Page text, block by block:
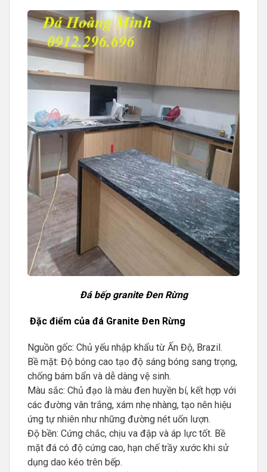
Đá bếp granite Đen Rừng
Đặc điểm của đá Granite Đen Rừng
Nguồn gốc: Chủ yếu nhập khẩu từ Ấn Độ, Brazil.
Bề mặt: Độ bóng cao tạo độ sáng bóng sang trọng,
chống bám bẩn và dễ dàng vệ sinh.
Màu sắc: Chủ đạo là màu đen huyền bí, kết hợp với
các đường vân trắng, xám nhẹ nhàng, tạo nên hiệu
ứng tự nhiên như những đường nét uốn lượn.
Độ bền: Cứng chắc, chịu va đập và áp lực tốt. Bề
mặt đá có độ cứng cao, hạn chế trầy xước khi sử
dụng dao kéo trên bếp.